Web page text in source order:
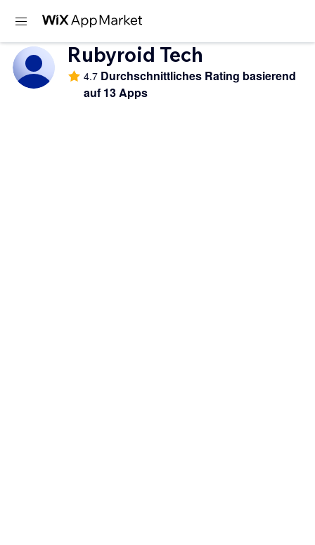
Rubyroid Tech
4.7 Durchschnittliches Rating basierend
auf 13 Apps